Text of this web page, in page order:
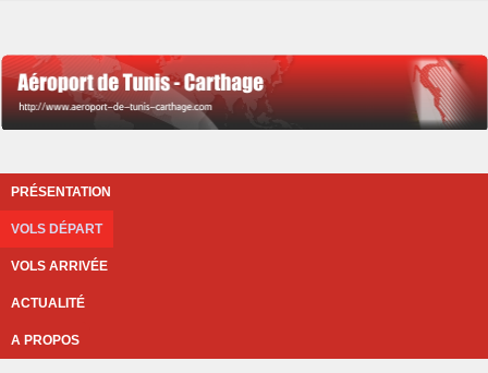
PRÉSENTATION
VOLS DÉPART
VOLS ARRIVÉE
ACTUALITÉ
A PROPOS